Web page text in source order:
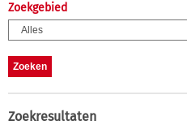
Zoekgebied
Zoekresultaten